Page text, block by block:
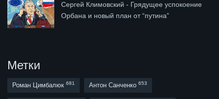
Сергей Климовский - Грядущее успокоение
Орбана и новый план от “путина”
Метки
Роман Цимбалюк 681 Антон Санченко 653